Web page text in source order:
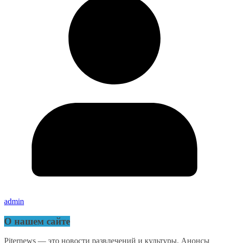
admin
О нашем сайте
Piternews — это новости развлечений и культуры. Анонсы